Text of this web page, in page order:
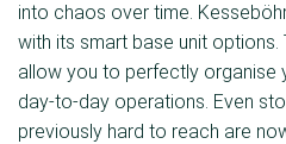
into chaos over time.
with its smart base unit
allow you to perfectly organise
day-to-day operations. Even
previously hard to reach are